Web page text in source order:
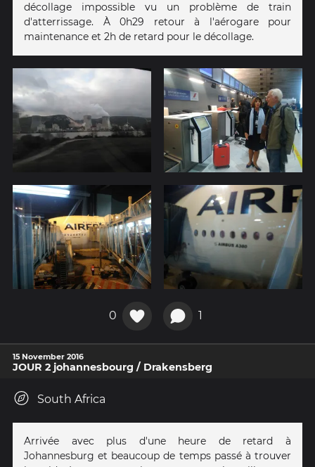
décollage impossible vu un problème de train
d'atterrissage. À 0h29 retour à l'aérogare pour
maintenance et 2h de retard pour le décollage.
0 1
15 November 2016
JOUR 2 johannesbourg / Drakensberg
South Africa
Arrivée avec plus d'une heure de retard à
Johannesburg et beaucoup de temps passé à trouver